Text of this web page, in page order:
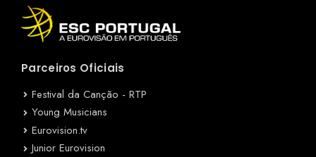
Parceiros Oficiais
Festival da Canção - RTP
Young Musicians
Eurovision.tv
Junior Eurovision